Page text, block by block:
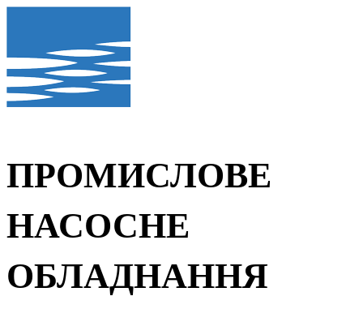
ПРОМИСЛОВЕ
НАСОСНЕ
ОБЛАДНАННЯ